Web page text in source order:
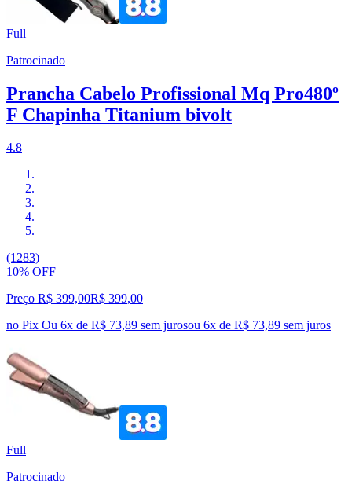
Full
Patrocinado
Prancha Cabelo Profissional Mq Pro480º
F Chapinha Titanium bivolt
4.8
(1283)
10% OFF
Preço R$ 399,00R$ 399,00
no Pix Ou 6x de R$ 73,89 sem jurosou 6x de R$ 73,89 sem juros
Full
Patrocinado